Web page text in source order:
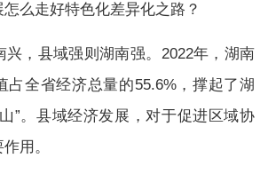
走好特色化差异化之路？
，县域强则湖南强。2022年，湖南
占全省经济总量的55.6%，撑起了湖
”。县域经济发展，对于促进区域协
用。